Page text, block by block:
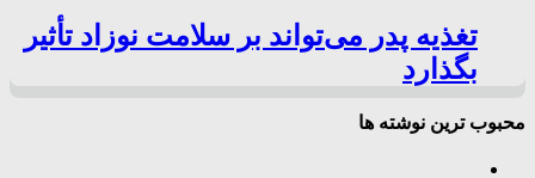
تغذیه پدر می‌تواند بر سلامت نوزاد تأثیر
بگذارد
محبوب ترین نوشته ها